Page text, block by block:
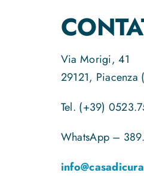
Via Morigi, 41
29121, Piacenza
Tel. (+39)
WhatsApp –